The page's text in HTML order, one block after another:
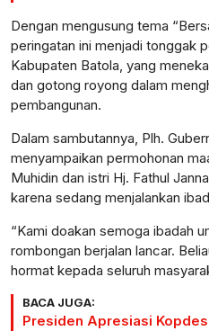
Dengan mengusung tema
peringatan ini menjadi tonggak
Kabupaten Batola, yang
dan gotong royong dalam
pembangunan.
Dalam sambutannya, Plh.
menyampaikan permohonan
Muhidin dan istri Hj. Fathul
karena sedang menjalankan
“Kami doakan semoga ibadah
rombongan berjalan lancar.
hormat kepada seluruh
BACA JUGA:
Presiden Apresiasi